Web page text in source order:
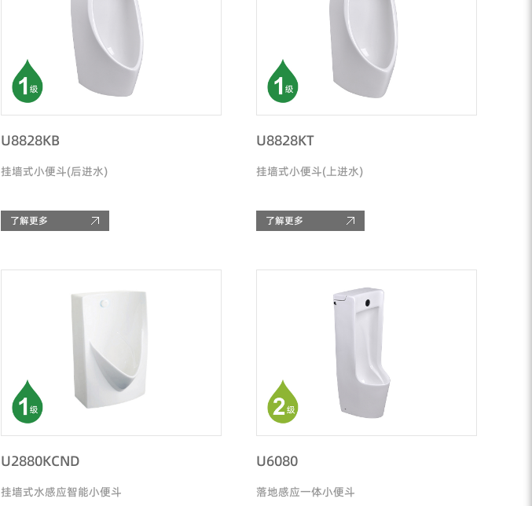
U8828KB
挂墙式小便斗(后进水)
了解更多
U8828KT
挂墙式小便斗(上进水)
了解更多
U2880KCND
挂墙式水感应智能小便斗
U6080
落地感应一体小便斗